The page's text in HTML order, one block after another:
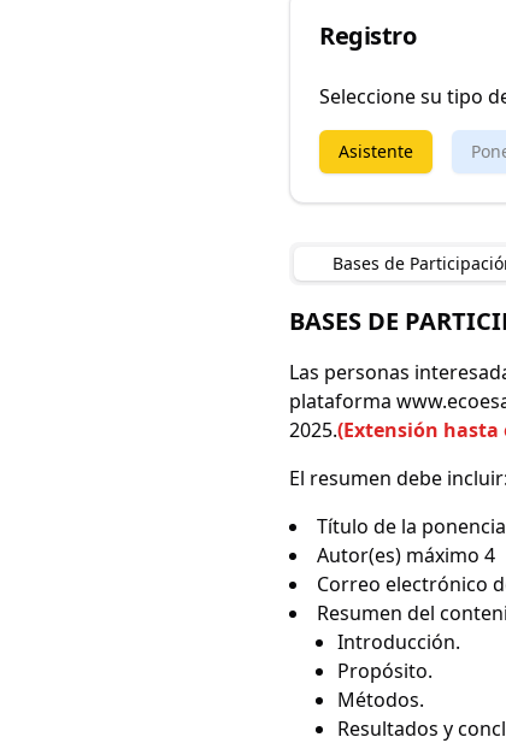
Registro
Seleccione su tipo
Asistente
Bases de
BASES DE
Las personas
plataforma
2025.(Extensión hasta
El resumen debe incluir:
Título de la ponencia
Autor(es) máximo 4
Correo electrónico
Resumen del
Introducción.
Propósito.
Métodos.
Resultados y